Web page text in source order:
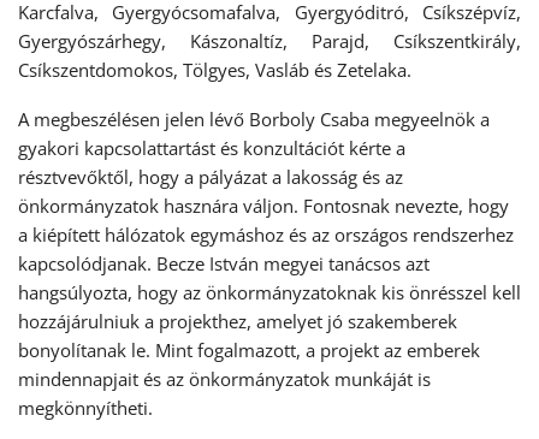
Karcfalva, Gyergyócsomafalva, Gyergyóditró, Csíkszépvíz,
Gyergyószárhegy, Kászonaltíz, Parajd, Csíkszentkirály,
Csíkszentdomokos, Tölgyes, Vasláb és Zetelaka.
A megbeszélésen jelen lévő Borboly Csaba megyeelnök a
gyakori kapcsolattartást és konzultációt kérte a
résztvevőktől, hogy a pályázat a lakosság és az
önkormányzatok hasznára váljon. Fontosnak nevezte, hogy
a kiépített hálózatok egymáshoz és az országos rendszerhez
kapcsolódjanak. Becze István megyei tanácsos azt
hangsúlyozta, hogy az önkormányzatoknak kis önrésszel kell
hozzájárulniuk a projekthez, amelyet jó szakemberek
bonyolítanak le. Mint fogalmazott, a projekt az emberek
mindennapjait és az önkormányzatok munkáját is
megkönnyítheti.